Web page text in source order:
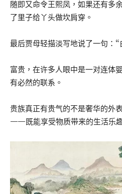
随即又命令王熙凤，如果还有多
了里子给丫头做坎肩穿。
最后贾母轻描淡写地说了一句：“
富贵，在许多人眼中是一对连体
有必然的联系。
贵族真正有贵气的不是奢华的外
——既能享受物质带来的生活乐